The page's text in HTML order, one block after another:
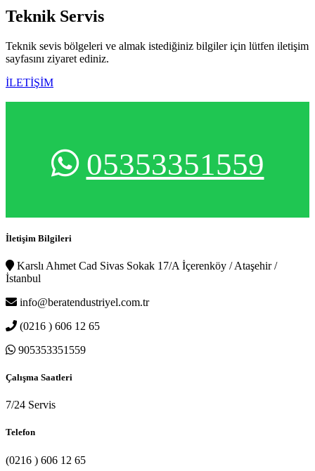
Teknik Servis
Teknik sevis bölgeleri ve almak istediğiniz bilgiler için lütfen iletişim
sayfasını ziyaret ediniz.
İLETİŞİM
05353351559
İletişim Bilgileri
Karslı Ahmet Cad Sivas Sokak 17/A İçerenköy / Ataşehir /
İstanbul
info@beratendustriyel.com.tr
(0216 ) 606 12 65
905353351559
Çalışma Saatleri
7/24 Servis
Telefon
(0216 ) 606 12 65